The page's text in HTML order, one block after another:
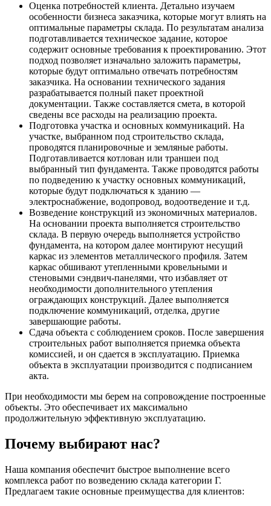
Оценка потребностей клиента. Детально изучаем
особенности бизнеса заказчика, которые могут влиять на
оптимальные параметры склада. По результатам анализа
подготавливается техническое задание, которое
содержит основные требования к проектированию. Этот
подход позволяет изначально заложить параметры,
которые будут оптимально отвечать потребностям
заказчика. На основании технического задания
разрабатывается полный пакет проектной
документации. Также составляется смета, в которой
сведены все расходы на реализацию проекта.
Подготовка участка и основных коммуникаций. На
участке, выбранном под строительство склада,
проводятся планировочные и земляные работы.
Подготавливается котлован или траншеи под
выбранный тип фундамента. Также проводятся работы
по подведению к участку основных коммуникаций,
которые будут подключаться к зданию ―
электроснабжение, водопровод, водоотведение и т.д.
Возведение конструкций из экономичных материалов.
На основании проекта выполняется строительство
склада. В первую очередь выполняется устройство
фундамента, на котором далее монтируют несущий
каркас из элементов металлического профиля. Затем
каркас обшивают утепленными кровельными и
стеновыми сэндвич-панелями, что избавляет от
необходимости дополнительного утепления
ограждающих конструкций. Далее выполняется
подключение коммуникаций, отделка, другие
завершающие работы.
Сдача объекта с соблюдением сроков. После завершения
строительных работ выполняется приемка объекта
комиссией, и он сдается в эксплуатацию. Приемка
объекта в эксплуатации производится с подписанием
акта.
При необходимости мы берем на сопровождение построенные
объекты. Это обеспечивает их максимально
продолжительную эффективную эксплуатацию.
Почему выбирают нас?
Наша компания обеспечит быстрое выполнение всего
комплекса работ по возведению склада категории Г.
Предлагаем такие основные преимущества для клиентов: